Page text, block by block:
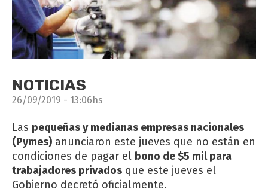
NOTICIAS
26/09/2019 - 13:06hs
Las pequeñas y medianas empresas nacionales
(Pymes) anunciaron este jueves que no están en
condiciones de pagar el bono de $5 mil para
trabajadores privados que este jueves el
Gobierno decretó oficialmente.